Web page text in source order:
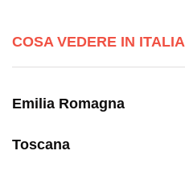
COSA VEDERE IN ITALIA
Emilia Romagna
Toscana